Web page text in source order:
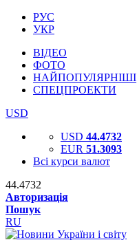
РУС
УКР
ВІДЕО
ФОТО
НАЙПОПУЛЯРНІШІ
СПЕЦПРОЕКТИ
USD
USD 44.4732
EUR 51.3093
Всі курси валют
44.4732
Авторизація
Пошук
RU